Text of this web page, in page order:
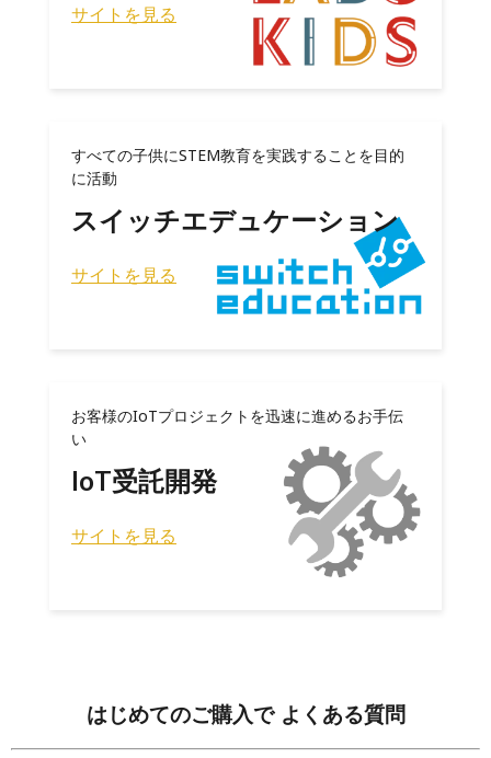
サイトを見る
すべての子供にSTEM教育を実践することを目的
に活動
スイッチエデュケーション
サイトを見る
お客様のIoTプロジェクトを迅速に進めるお手伝
い
IoT受託開発
サイトを見る
はじめてのご購入で よくある質問